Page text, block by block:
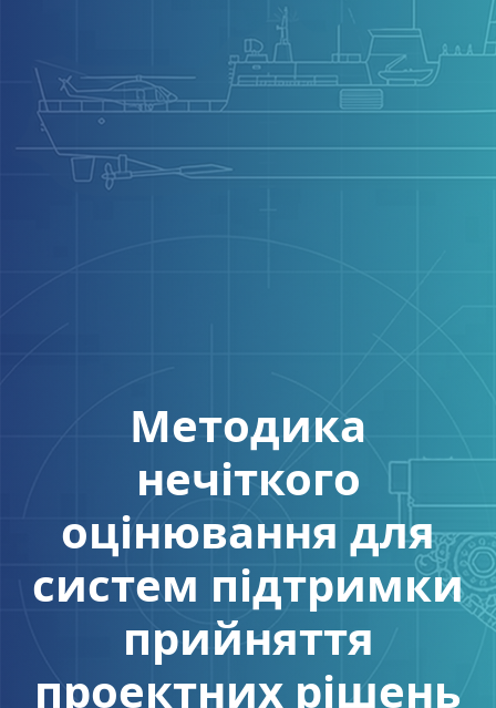
Методика
нечіткого
оцінювання для
систем підтримки
прийняття
проектних рішень